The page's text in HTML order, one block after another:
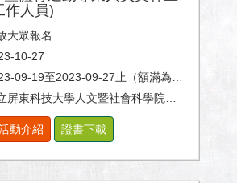
作人員)
大眾報名
10-27
09-19至2023-09-27止（額滿為止）
大學人文暨社會科學院、體育室及休閒運動健康系。
動介紹 證書下載